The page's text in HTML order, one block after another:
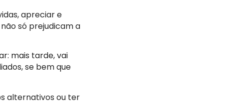
apreciar e
só prejudicam a
mais tarde, vai
se bem que
alternativos ou ter